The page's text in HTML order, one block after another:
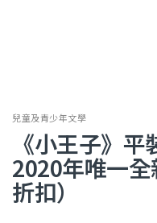
兒童及青少年文學
《小王子》
2020年唯一
折扣）